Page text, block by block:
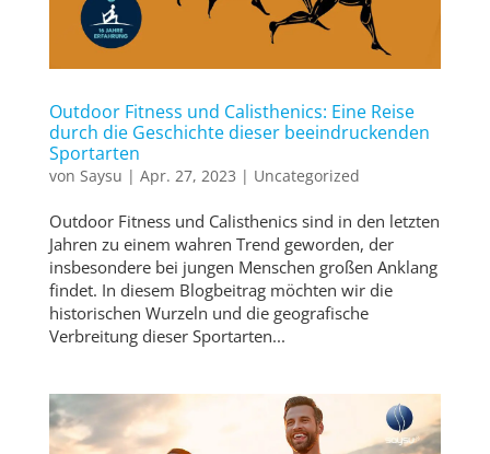
Outdoor Fitness und Calisthenics: Eine Reise
durch die Geschichte dieser beeindruckenden
Sportarten
von Saysu | Apr. 27, 2023 | Uncategorized
Outdoor Fitness und Calisthenics sind in den letzten
Jahren zu einem wahren Trend geworden, der
insbesondere bei jungen Menschen großen Anklang
findet. In diesem Blogbeitrag möchten wir die
historischen Wurzeln und die geografische
Verbreitung dieser Sportarten...